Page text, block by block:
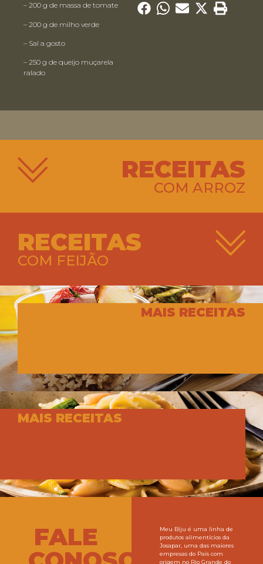
– 200 g de massa de tomate
– 200 g de milho verde
– Sal a gosto
– 250 g de queijo muçarela
ralado
RECEITAS
COM ARROZ
RECEITAS
COM FEIJÃO
MAIS RECEITAS
MAIS RECEITAS
FALE
Meu Biju é uma linha de
produtos alimentícios da
Josapar, uma das maiores
empresas do País com
origem no Rio Grande do